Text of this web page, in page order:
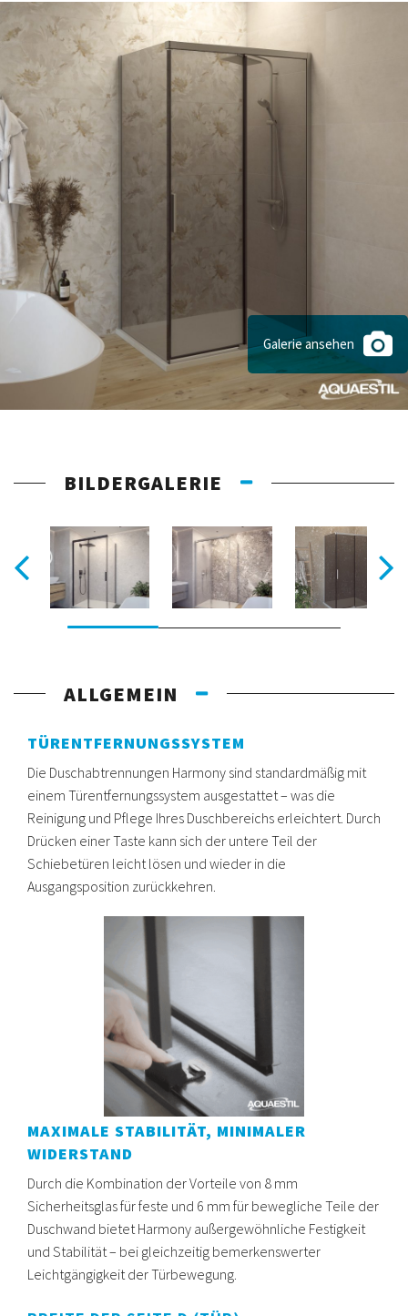
Galerie ansehen
BILDERGALERIE
ALLGEMEIN
TÜRENTFERNUNGSSYSTEM
Die Duschabtrennungen Harmony sind standardmäßig mit
einem Türentfernungssystem ausgestattet – was die
Reinigung und Pflege Ihres Duschbereichs erleichtert. Durch
Drücken einer Taste kann sich der untere Teil der
Schiebetüren leicht lösen und wieder in die
Ausgangsposition zurückkehren.
MAXIMALE STABILITÄT, MINIMALER
WIDERSTAND
Durch die Kombination der Vorteile von 8 mm
Sicherheitsglas für feste und 6 mm für bewegliche Teile der
Duschwand bietet Harmony außergewöhnliche Festigkeit
und Stabilität – bei gleichzeitig bemerkenswerter
Leichtgängigkeit der Türbewegung.